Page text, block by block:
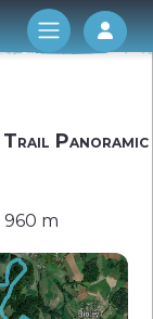
Log
Panoramic
960 m